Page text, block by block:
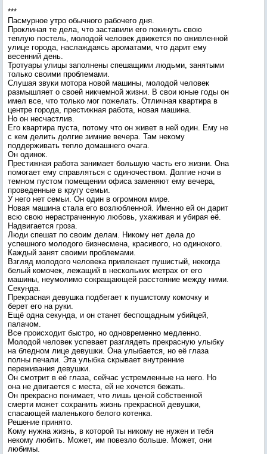
***
Пасмурное утро обычного рабочего дня.
Проклиная те дела, что заставили его покинуть свою
теплую постель, молодой человек движется по оживленной
улице города, наслаждаясь ароматами, что дарит ему
весенний день.
Тротуары улицы заполнены спешащими людьми, занятыми
только своими проблемами.
Слушая звуки мотора новой машины, молодой человек
размышляет о своей никчемной жизни. В свои юные годы он
имел все, что только мог пожелать. Отличная квартира в
центре города, престижная работа, новая машина.
Но он несчастлив.
Его квартира пуста, потому что он живет в ней один. Ему не
с кем делить долгие зимние вечера. Там некому
поддерживать тепло домашнего очага.
Он одинок.
Престижная работа занимает большую часть его жизни. Она
помогает ему справляться с одиночеством. Долгие ночи в
темном пустом помещении офиса заменяют ему вечера,
проведенные в кругу семьи.
У него нет семьи. Он один в огромном мире.
Новая машина стала его возлюбленной. Именно ей он дарит
всю свою нерастраченную любовь, ухаживая и убирая её.
Надвигается гроза.
Люди спешат по своим делам. Никому нет дела до
успешного молодого бизнесмена, красивого, но одинокого.
Каждый занят своими проблемами.
Взгляд молодого человека привлекает пушистый, некогда
белый комочек, лежащий в нескольких метрах от его
машины, неумолимо сокращающей расстояние между ними.
Секунда.
Прекрасная девушка подбегает к пушистому комочку и
берет его на руки.
Ещё одна секунда, и он станет беспощадным убийцей,
палачом.
Все происходит быстро, но одновременно медленно.
Молодой человек успевает разглядеть прекрасную улыбку
на бледном лице девушки. Она улыбается, но её глаза
полны печали. Эта улыбка скрывает внутренние
переживания девушки.
Он смотрит в её глаза, сейчас устремленные на него. Но
она не двигается с места, ей не хочется бежать.
Он прекрасно понимает, что лишь ценой собственной
смерти может сохранить жизнь прекрасной девушки,
спасающей маленького белого котенка.
Решение принято.
Кому нужна жизнь, в которой ты никому не нужен и тебя
некому любить. Может, им повезло больше. Может, они
любимы.